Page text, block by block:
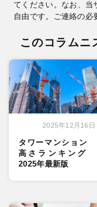
てください。なお、当
自由です。ご連絡の必
このコラムニ
2025年12月16日
タワーマンション
高さランキング
2025年最新版